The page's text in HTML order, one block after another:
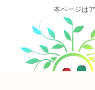
本ページは